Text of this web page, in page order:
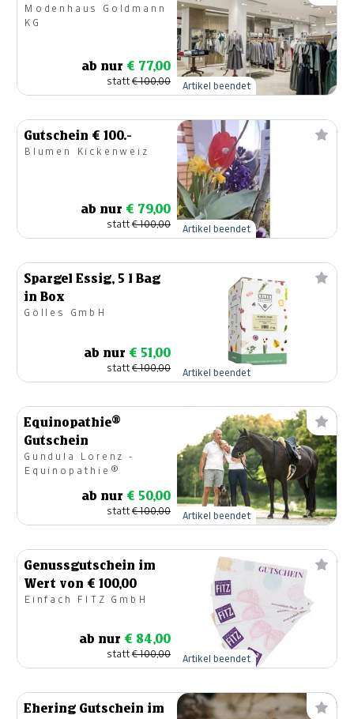
Modenhaus Goldmann
KG
ab nur € 77,00
statt€ 100,00 Artikel beendet
Gutschein € 100.-
Blumen Kickenweiz
ab nur € 79,00
statt€ 100,00 Artikel beendet
Spargel Essig, 5 l Bag
in Box
Gölles GmbH
ab nur € 51,00
statt€ 100,00 Artikel beendet
Equinopathie®
Gutschein
Gundula Lorenz -
Equinopathie®
ab nur € 50,00
statt€ 100,00 Artikel beendet
Genussgutschein im
Wert von € 100,00
Einfach FITZ GmbH
ab nur € 84,00
statt€ 100,00 Artikel beendet
Ehering Gutschein im